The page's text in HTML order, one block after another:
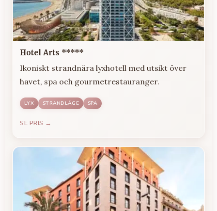
Hotel Arts *****
Ikoniskt strandnära lyxhotell med utsikt över
havet, spa och gourmetrestauranger.
LYX STRANDLÄGE SPA
SE PRIS →